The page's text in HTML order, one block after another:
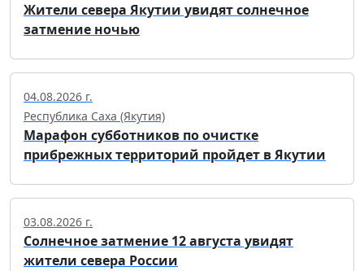
Жители севера Якутии увидят солнечное
затмение ночью
04.08.2026 г.
Республика Саха (Якутия)
Марафон субботников по очистке
прибрежных территорий пройдет в Якутии
03.08.2026 г.
Солнечное затмение 12 августа увидят
жители севера России